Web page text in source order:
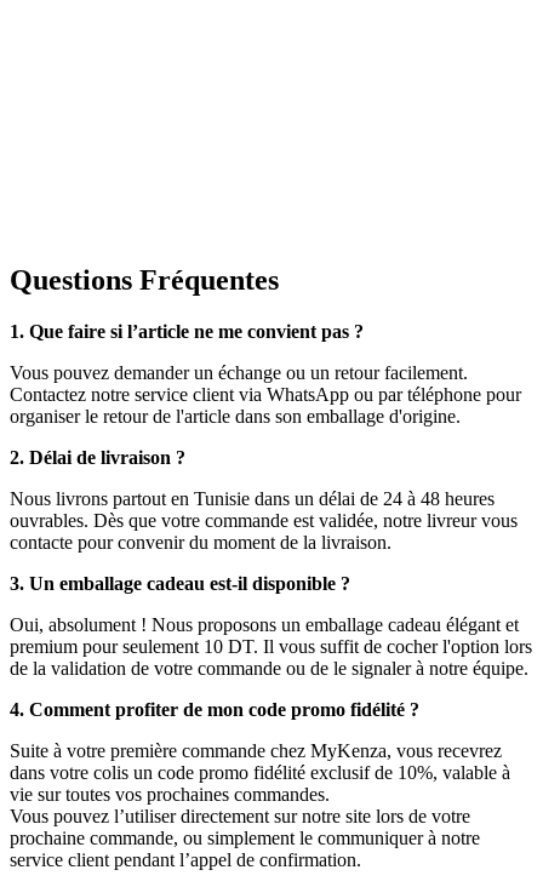
Questions Fréquentes
1. Que faire si l’article ne me convient pas ?
Vous pouvez demander un échange ou un retour facilement.
Contactez notre service client via WhatsApp ou par téléphone pour
organiser le retour de l'article dans son emballage d'origine.
2. Délai de livraison ?
Nous livrons partout en Tunisie dans un délai de 24 à 48 heures
ouvrables. Dès que votre commande est validée, notre livreur vous
contacte pour convenir du moment de la livraison.
3. Un emballage cadeau est-il disponible ?
Oui, absolument ! Nous proposons un emballage cadeau élégant et
premium pour seulement 10 DT. Il vous suffit de cocher l'option lors
de la validation de votre commande ou de le signaler à notre équipe.
4. Comment profiter de mon code promo fidélité ?
Suite à votre première commande chez MyKenza, vous recevrez
dans votre colis un code promo fidélité exclusif de 10%, valable à
vie sur toutes vos prochaines commandes.
Vous pouvez l’utiliser directement sur notre site lors de votre
prochaine commande, ou simplement le communiquer à notre
service client pendant l’appel de confirmation.